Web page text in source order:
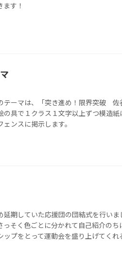
す！
テーマは、「突き進め！限界突破 佐
の具で１クラス１文字以上ずつ模造紙
ェンスに掲示します。
延期していた応援団の団結式を行いま
っそく色ごとに分かれて自己紹介のち
ップをとって運動会を盛り上げてくれ